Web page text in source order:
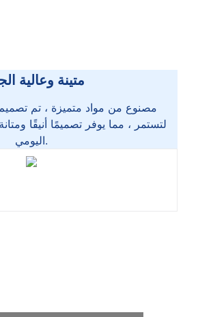
متينة وعالية
مصنوع من مواد متميزة ، تم
لتستمر ، مما يوفر تصميمًا أنيقًا
اليومي.